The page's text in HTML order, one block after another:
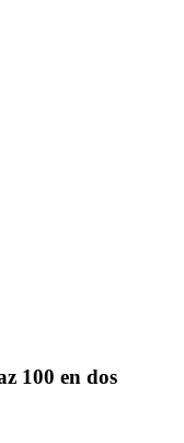
100 en dos